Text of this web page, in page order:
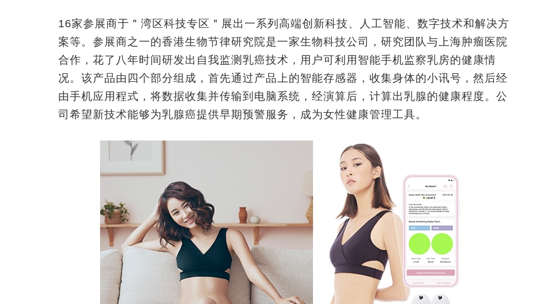
16家参展商于＂湾区科技专区＂展出一系列高端创新科技、人工智能、数字技术和解决方
案等。参展商之一的香港生物节律研究院是一家生物科技公司，研究团队与上海肿瘤医院
合作，花了八年时间研发出自我监测乳癌技术，用户可利用智能手机监察乳房的健康情
况。该产品由四个部分组成，首先通过产品上的智能存感器，收集身体的小讯号，然后经
由手机应用程式，将数据收集并传输到电脑系统，经演算后，计算出乳腺的健康程度。公
司希望新技术能够为乳腺癌提供早期预警服务，成为女性健康管理工具。